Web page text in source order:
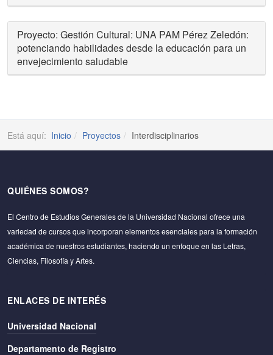
Proyecto: Gestión Cultural: UNA PAM Pérez Zeledón:
potenciando habilidades desde la educación para un
envejecimiento saludable
Está aquí: Inicio Proyectos Interdisciplinarios
QUIÉNES SOMOS?
El Centro de Estudios Generales de la Universidad Nacional ofrece una
variedad de cursos que incorporan elementos esenciales para la formación
académica de nuestros estudiantes, haciendo un enfoque en las Letras,
Ciencias, Filosofía y Artes.
ENLACES DE INTERÉS
Universidad Nacional
Departamento de Registro